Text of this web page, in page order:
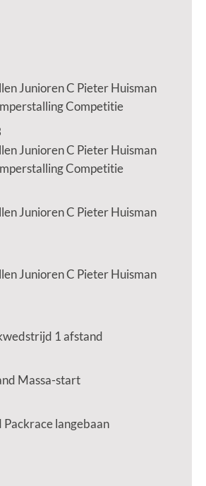
Junioren C Pieter Huisman
Competitie
Junioren C Pieter Huisman
Competitie
Junioren C Pieter Huisman
Junioren C Pieter Huisman
1 afstand
Massa-start
langebaan